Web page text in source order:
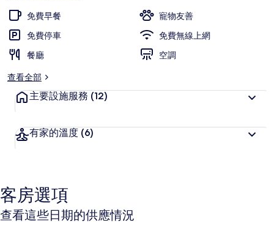
免費早餐
寵物友善
免費停車
免費無線上網
餐廳
空調
查看全部
主要設施服務 (12)
有家的溫度 (6)
客房選項
查看這些日期的供應情況